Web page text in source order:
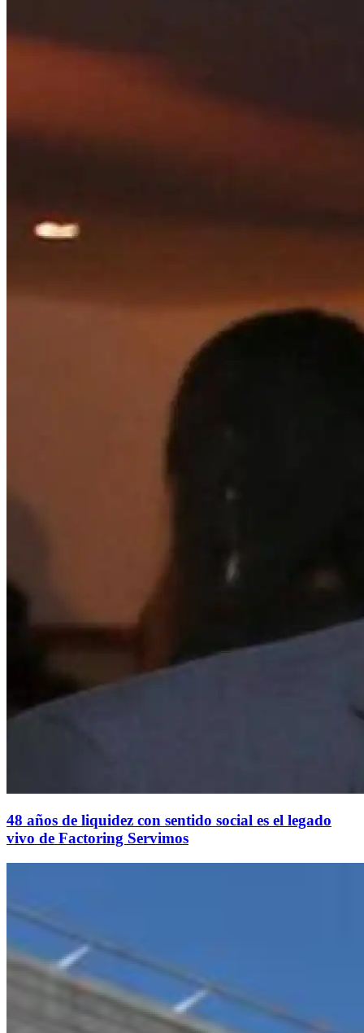
48 años de liquidez con sentido social es el legado
vivo de Factoring Servimos